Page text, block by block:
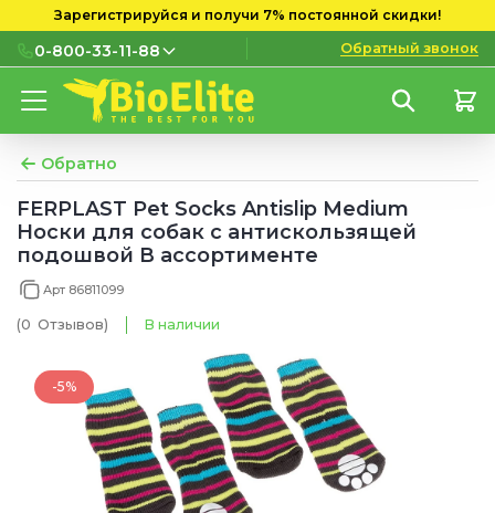
Зарегистрируйся и получи 7% постоянной скидки!
0-800-33-11-88
0-800-33-11-88
мобильных номеров
(097) 133 11 88
(095) 133 11 88
(073) 133 11 88
Обратный звонок
Обратно
FERPLAST Pet Socks Antislip Medium
Носки для собак с антискользящей
подошвой В ассортименте
Арт 86811099
(0 Отзывов) В наличии
-5%